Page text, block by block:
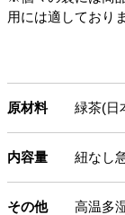
用には適しており
原材料 緑茶(日
内容量 紐なし
その他 高温多